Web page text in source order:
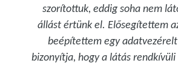
szorítottuk, eddig soha nem
állást értünk el. Elősegítettem
beépítettem egy
bizonyítja, hogy a látás